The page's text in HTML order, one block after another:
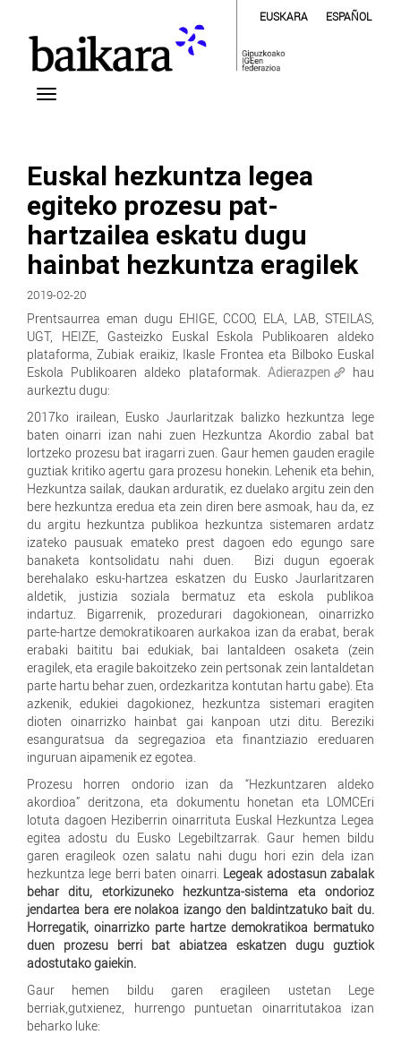
EUSKARA ESPAÑOL
Euskal hezkuntza legea
egiteko prozesu pat-
hartzailea eskatu dugu
hainbat hezkuntza eragilek
2019-02-20
Prentsaurrea eman dugu EHIGE, CCOO, ELA, LAB, STEILAS,
UGT, HEIZE, Gasteizko Euskal Eskola Publikoaren aldeko
plataforma, Zubiak eraikiz, Ikasle Frontea eta Bilboko Euskal
Eskola Publikoaren aldeko plataformak. Adierazpen
hau
aurkeztu dugu:
2017ko irailean, Eusko Jaurlaritzak balizko hezkuntza lege
baten oinarri izan nahi zuen Hezkuntza Akordio zabal bat
lortzeko prozesu bat iragarri zuen. Gaur hemen gauden eragile
guztiak kritiko agertu gara prozesu honekin. Lehenik eta behin,
Hezkuntza sailak, daukan arduratik, ez duelako argitu zein den
bere hezkuntza eredua eta zein diren bere asmoak, hau da, ez
du argitu hezkuntza publikoa hezkuntza sistemaren ardatz
izateko pausuak emateko prest dagoen edo egungo sare
banaketa kontsolidatu nahi duen. Bizi dugun egoerak
berehalako esku-hartzea eskatzen du Eusko Jaurlaritzaren
aldetik, justizia soziala bermatuz eta eskola publikoa
indartuz. Bigarrenik, prozedurari dagokionean, oinarrizko
parte-hartze demokratikoaren aurkakoa izan da erabat, berak
erabaki baititu bai edukiak, bai lantaldeen osaketa (zein
eragilek, eta eragile bakoitzeko zein pertsonak zein lantaldetan
parte hartu behar zuen, ordezkaritza kontutan hartu gabe). Eta
azkenik, edukiei dagokionez, hezkuntza sistemari eragiten
dioten oinarrizko hainbat gai kanpoan utzi ditu. Bereziki
esanguratsua da segregazioa eta finantziazio ereduaren
inguruan aipamenik ez egotea.
Prozesu horren ondorio izan da “Hezkuntzaren aldeko
akordioa” deritzona, eta dokumentu honetan eta LOMCEri
lotuta dagoen Heziberrin oinarrituta Euskal Hezkuntza Legea
egitea adostu du Eusko Legebiltzarrak. Gaur hemen bildu
garen eragileok ozen salatu nahi dugu hori ezin dela izan
hezkuntza lege berri baten oinarri. Legeak adostasun zabalak
behar ditu, etorkizuneko hezkuntza-sistema eta ondorioz
jendartea bera ere nolakoa izango den baldintzatuko bait du.
Horregatik, oinarrizko parte hartze demokratikoa bermatuko
duen prozesu berri bat abiatzea eskatzen dugu guztiok
adostutako gaiekin.
Gaur hemen bildu garen eragileen ustetan Lege
berriak,gutxienez, hurrengo puntuetan oinarritutakoa izan
beharko luke: